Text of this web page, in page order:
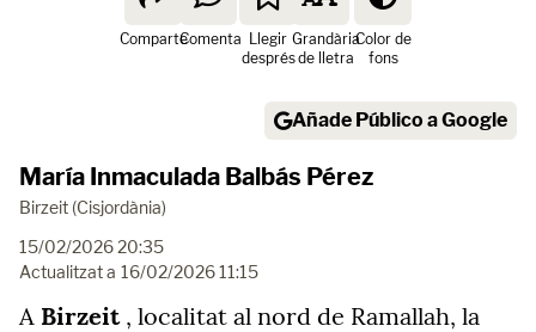
ComparteComenta Llegir
després
Grandària
de lletra
Color de
fons
Añade Público a Google
María Inmaculada Balbás Pérez
Birzeit (Cisjordània)
15/02/2026 20:35
Actualitzat a 16/02/2026 11:15
A Birzeit , localitat al nord de Ramallah, la